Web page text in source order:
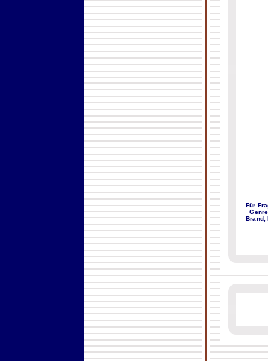
Für
Brand,